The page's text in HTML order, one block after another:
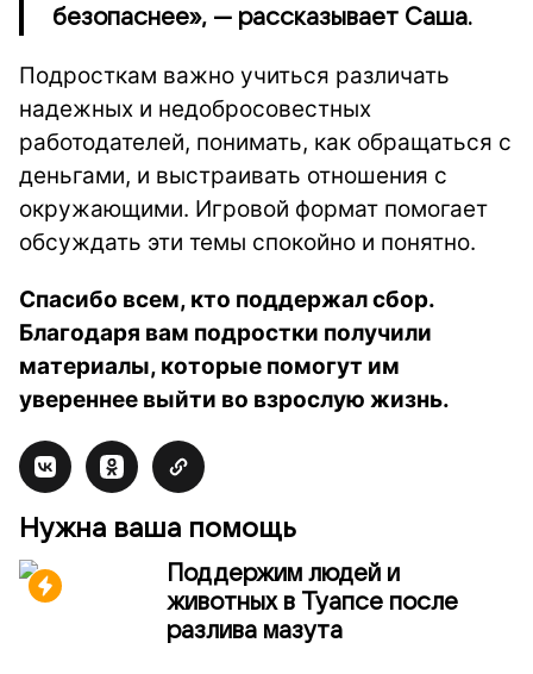
безопаснее», — рассказывает Саша.
Подросткам важно учиться различать
надежных и недобросовестных
работодателей, понимать, как обращаться с
деньгами, и выстраивать отношения с
окружающими. Игровой формат помогает
обсуждать эти темы спокойно и понятно.
Спасибо всем, кто поддержал сбор.
Благодаря вам подростки получили
материалы, которые помогут им
увереннее выйти во взрослую жизнь.
Нужна ваша помощь
Поддержим людей и
животных в Туапсе после
разлива мазута